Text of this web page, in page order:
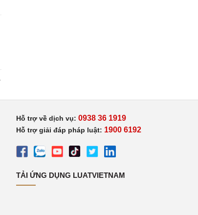
Hỗ trợ về dịch vụ: 0938 36 1919
Hỗ trợ giải đáp pháp luật: 1900 6192
TẢI ỨNG DỤNG LUATVIETNAM